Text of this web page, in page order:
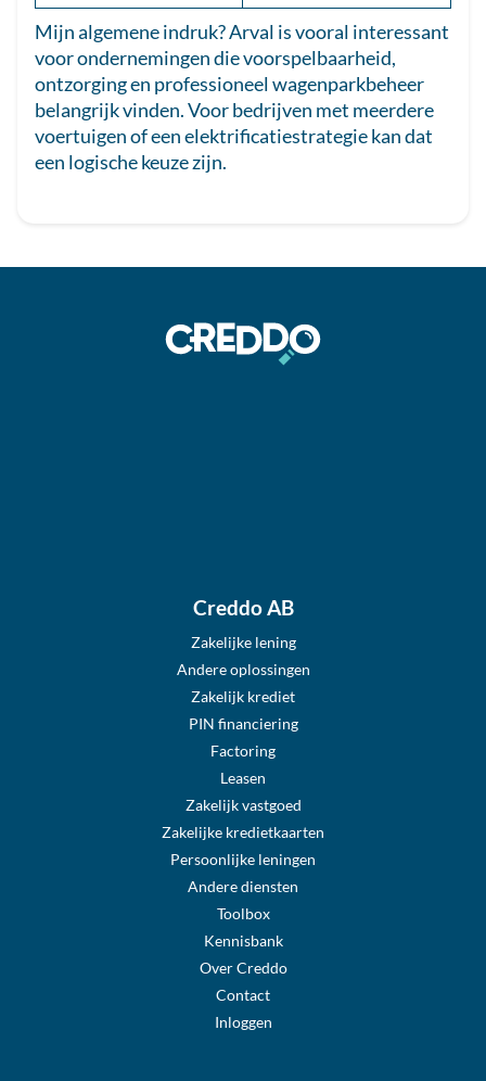
Mijn algemene indruk? Arval is vooral interessant
voor ondernemingen die voorspelbaarheid,
ontzorging en professioneel wagenparkbeheer
belangrijk vinden. Voor bedrijven met meerdere
voertuigen of een elektrificatiestrategie kan dat
een logische keuze zijn.
Creddo AB
Zakelijke lening
Andere oplossingen
Zakelijk krediet
PIN financiering
Factoring
Leasen
Zakelijk vastgoed
Zakelijke kredietkaarten
Persoonlijke leningen
Andere diensten
Toolbox
Kennisbank
Over Creddo
Contact
Inloggen